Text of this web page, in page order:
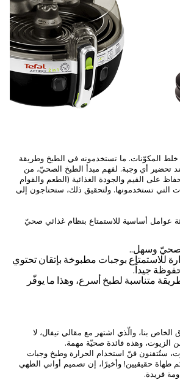
خلط المكوّنات. ما تستخدمونه في الطبخ وطريقة
تحضير أي وجبة. لفهم مبدأ الطبخ الصحيّ، من
على القيم والجودة الغذائية (الطعم والقوام
التي تستخدمونها. ولتحقيق ذلك، ستحتاجون إلى
عوامل أساسية للاستمتاع بنظام غذائي صحيّ
صحيّ وسهل..
للاستمتاع بوجبات مطبوخة بإتقان تحتوي
جيداً.
متناسبة لطبخ أسرع، وهذا ما يوفّر
الخاص بنا، والّذي اشتهر مع مقالي تيفال، لا
الزيوت، وهذه فائدة صحيّة مهمة.
ستُتقنون فنّ استخدام الحرارة وطبخ وجبات
طهاة حقيقيين! وأخيرًا، إن تصميم أواني الطهي
فريدة.